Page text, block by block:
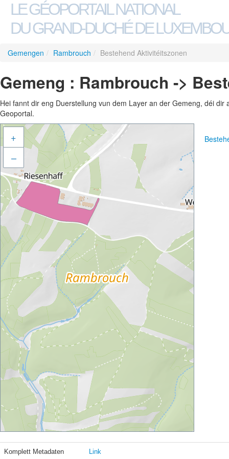
LE GÉOPORTAIL NATIONAL
DU GRAND-DUCHÉ DE
Gemengen / Rambrouch / Bestehend Aktivitéitszonen
Gemeng : Rambrouch ->
Hei fannt dir eng Duerstellung vun dem Layer an der Gemeng, déi
Geoportal.
+
–
Komplett Metadaten Link